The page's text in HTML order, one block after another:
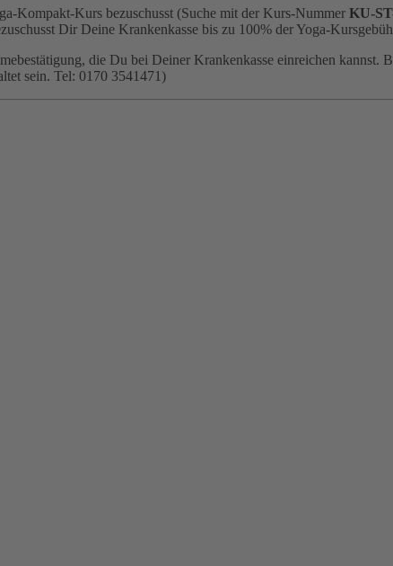
Kompakt-Kurs bezuschusst (Suche mit der Kurs-Nummer KU-
Dir Deine Krankenkasse bis zu 100% der Yoga-
die Du bei Deiner Krankenkasse einreichen
sein. Tel: 0170 3541471)